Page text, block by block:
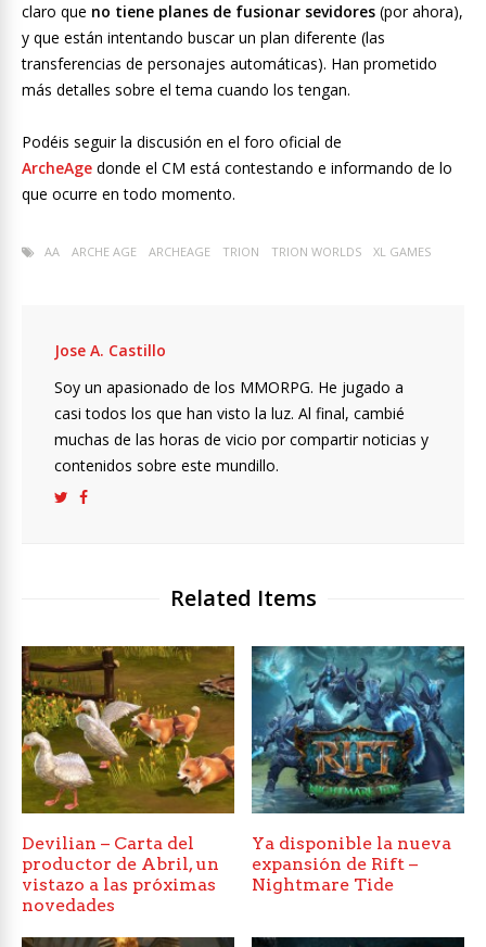
claro que no tiene planes de fusionar sevidores (por ahora),
y que están intentando buscar un plan diferente (las
transferencias de personajes automáticas). Han prometido
más detalles sobre el tema cuando los tengan.
Podéis seguir la discusión en el foro oficial de
ArcheAge donde el CM está contestando e informando de lo
que ocurre en todo momento.
AA ARCHE AGE ARCHEAGE TRION TRION WORLDS XL GAMES
Jose A. Castillo
Soy un apasionado de los MMORPG. He jugado a
casi todos los que han visto la luz. Al final, cambié
muchas de las horas de vicio por compartir noticias y
contenidos sobre este mundillo.
Related Items
Devilian – Carta del
productor de Abril, un
vistazo a las próximas
novedades
Ya disponible la nueva
expansión de Rift –
Nightmare Tide